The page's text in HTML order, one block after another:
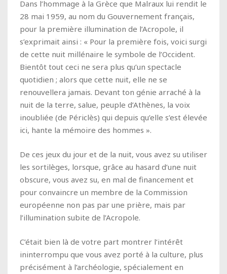
Dans l’hommage à la Grèce que Malraux lui rendit le
28 mai 1959, au nom du Gouvernement français,
pour la première illumination de l’Acropole, il
s’exprimait ainsi : « Pour la première fois, voici surgi
de cette nuit millénaire le symbole de l’Occident.
Bientôt tout ceci ne sera plus qu’un spectacle
quotidien ; alors que cette nuit, elle ne se
renouvellera jamais. Devant ton génie arraché à la
nuit de la terre, salue, peuple d’Athènes, la voix
inoubliée (de Périclès) qui depuis qu’elle s’est élevée
ici, hante la mémoire des hommes ».
De ces jeux du jour et de la nuit, vous avez su utiliser
les sortilèges, lorsque, grâce au hasard d’une nuit
obscure, vous avez su, en mal de financement et
pour convaincre un membre de la Commission
européenne non pas par une prière, mais par
l’illumination subite de l’Acropole.
C’était bien là de votre part montrer l’intérêt
ininterrompu que vous avez porté à la culture, plus
précisément à l’archéologie, spécialement en